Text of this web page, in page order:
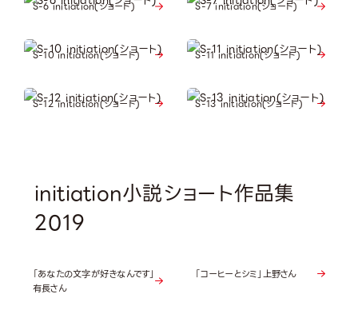
S-6 initiation(ショート) S-7 initiation(ショート)
S-10 initiation(ショート) S-11 initiation(ショート)
S-12 initiation(ショート) S-13 initiation(ショート)
initiation小説ショート作品集
2019
「あなたの文字が好きなんです」
有長さん
「コーヒーとシミ」上野さん